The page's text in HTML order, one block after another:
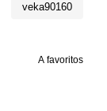
veka90160
A favoritos